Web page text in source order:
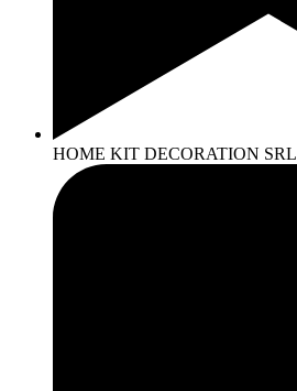
HOME KIT DECORATION SRL